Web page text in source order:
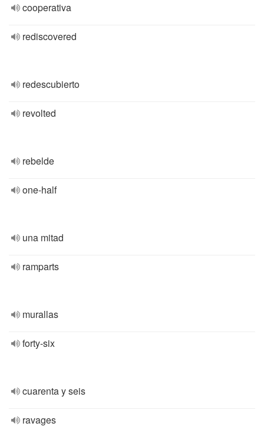
cooperativa
rediscovered
redescubierto
revolted
rebelde
one-half
una mitad
ramparts
murallas
forty-six
cuarenta y seis
ravages